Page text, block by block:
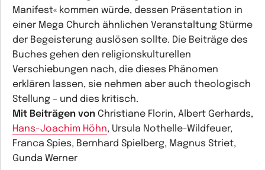
Manifest« kommen würde, dessen Präsentation in
einer Mega Church ähnlichen Veranstaltung Stürme
der Begeisterung auslösen sollte. Die Beiträge des
Buches gehen den religionskulturellen
Verschiebungen nach, die dieses Phänomen
erklären lassen, sie nehmen aber auch theologisch
Stellung – und dies kritisch.
Mit Beiträgen von Christiane Florin, Albert Gerhards,
Hans-Joachim Höhn, Ursula Nothelle-Wildfeuer,
Franca Spies, Bernhard Spielberg, Magnus Striet,
Gunda Werner